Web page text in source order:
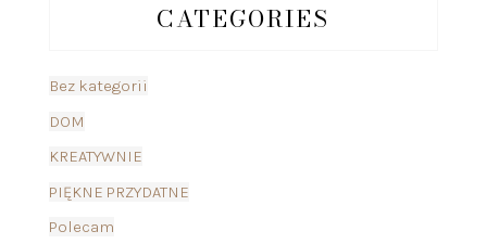
CATEGORIES
Bez kategorii
DOM
KREATYWNIE
PIĘKNE PRZYDATNE
Polecam